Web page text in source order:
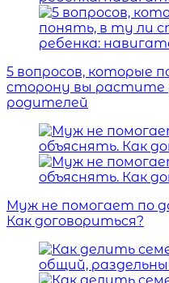
5 вопросов, которые
сторону вы растите
родителей
Муж не помогает по
Как договориться?